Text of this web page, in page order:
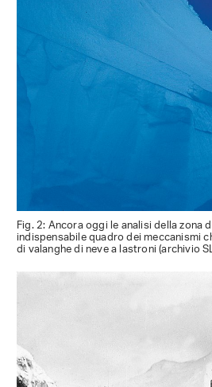
Fig. 2: Ancora oggi le analisi della
indispensabile quadro dei meccanismi
di valanghe di neve a lastroni (archivio